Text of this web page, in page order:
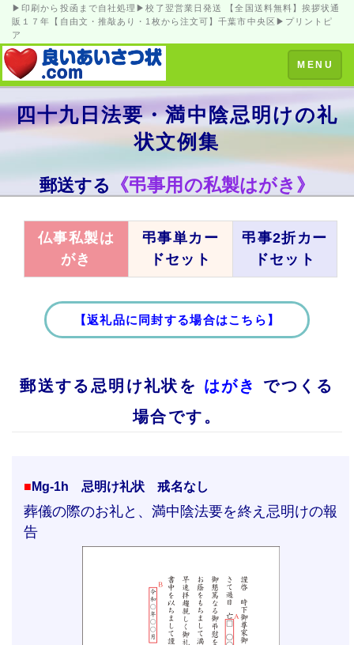
▶印刷から投函まで自社処理▶校了翌営業日発送 【全国送料無料】挨拶状通
販１７年【自由文・推敲あり・1枚から注文可】千葉市中央区▶プリントピ
ア
Toggle
navigation
MENU
四十九日法要・満中陰忌明けの礼
状文例集
郵送する 《弔事用の私製はがき》
仏事私製は
がき
弔事単カー
ドセット
弔事2折カー
ドセット
【返礼品に同封する場合はこちら】
郵送する忌明け礼状を はがき でつくる
場合です。
■ Mg-1h 忌明け礼状 戒名なし
葬儀の際のお礼と、満中陰法要を終え忌明けの報
告